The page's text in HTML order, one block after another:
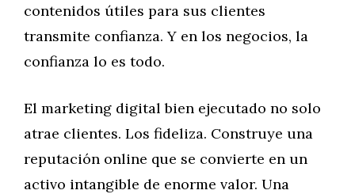
contenidos útiles para sus clientes
transmite confianza. Y en los negocios, la
confianza lo es todo.
El marketing digital bien ejecutado no solo
atrae clientes. Los fideliza. Construye una
reputación online que se convierte en un
activo intangible de enorme valor. Una